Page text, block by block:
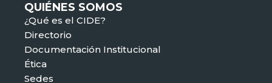
QUIÉNES SOMOS
¿Qué es el CIDE?
Directorio
Documentación Institucional
Ética
Sedes